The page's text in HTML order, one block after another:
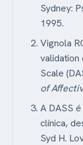
Sydney:
1995.
Vignola
validation
Scale
of
A DASS
clínica,
Syd H.